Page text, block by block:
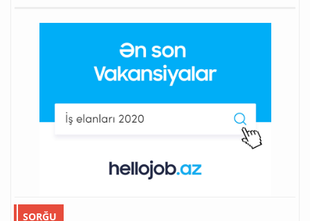
SORĞU